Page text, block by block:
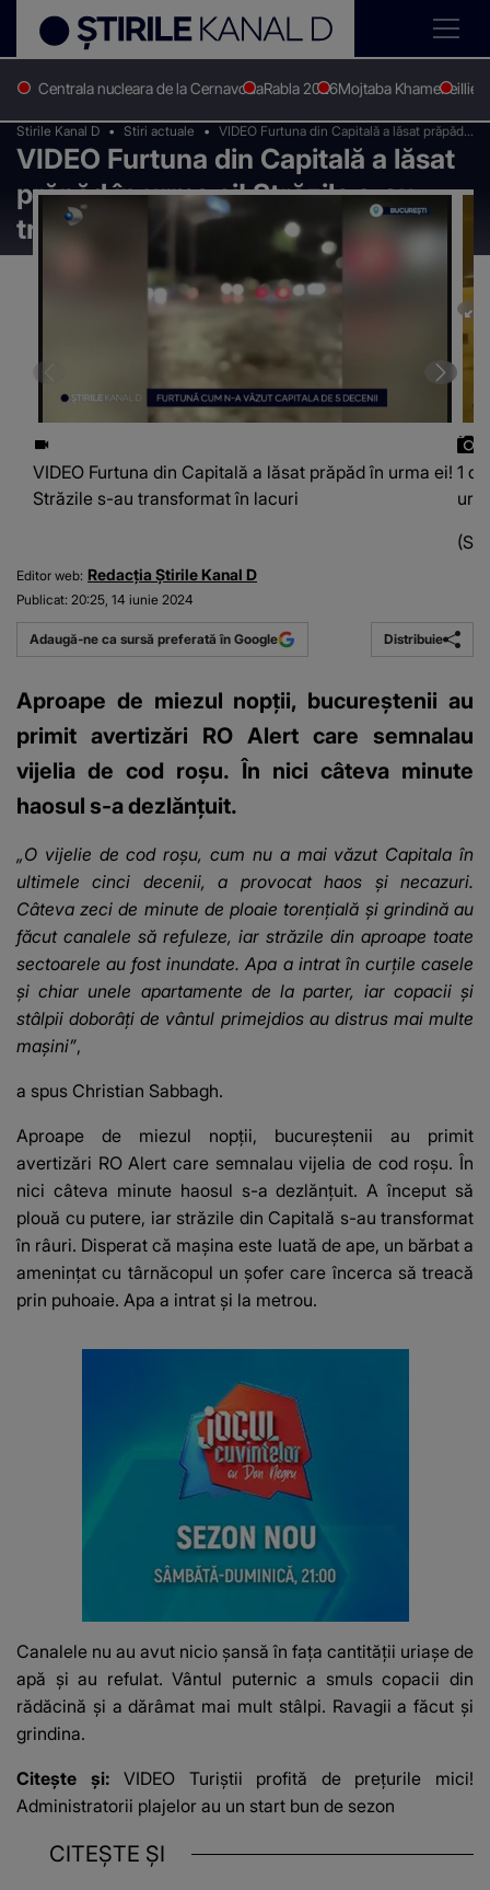
Centrala nucleara de la CernavodaRabla 2026Mojtaba KhameneiIlie
Stirile Kanal D Stiri actuale
VIDEO Furtuna din Capitală a lăsat prăpăd
în urma ei! Străzile s-au transformat în
lacuri
VIDEO Furtuna din Capitală a lăsat
prăpăd în urma ei! Străzile s-au
transformat în lacuri
VIDEO Furtuna din Capitală a lăsat prăpăd în urma ei!
Străzile s-au transformat în lacuri
1
Editor web: Redacția Știrile Kanal D
Publicat: 20:25, 14 iunie 2024
Adaugă-ne ca sursă preferată în Google Distribuie
Aproape de miezul nopții, bucureștenii au
primit avertizări RO Alert care semnalau
vijelia de cod roșu. În nici câteva minute
haosul s-a dezlănțuit.
„O vijelie de cod roșu, cum nu a mai văzut Capitala în
ultimele cinci decenii, a provocat haos și necazuri.
Câteva zeci de minute de ploaie torențială și grindină au
făcut canalele să refuleze, iar străzile din aproape toate
sectoarele au fost inundate. Apa a intrat în curțile casele
și chiar unele apartamente de la parter, iar copacii și
stâlpii doborâți de vântul primejdios au distrus mai multe
mașini”,
a spus Christian Sabbagh.
Aproape de miezul nopții, bucureștenii au primit
avertizări RO Alert care semnalau vijelia de cod roșu. În
nici câteva minute haosul s-a dezlănțuit. A început să
plouă cu putere, iar străzile din Capitală s-au transformat
în râuri. Disperat că mașina este luată de ape, un bărbat a
amenințat cu târnăcopul un șofer care încerca să treacă
prin puhoaie. Apa a intrat și la metrou.
Canalele nu au avut nicio șansă în fața cantității uriașe de
apă și au refulat. Vântul puternic a smuls copacii din
rădăcină și a dărâmat mai mult stâlpi. Ravagii a făcut și
grindina.
Citește și:VIDEO Turiștii profită de prețurile mici!
Administratorii plajelor au un start bun de sezon
CITEȘTE ȘI